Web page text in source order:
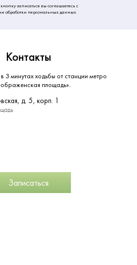
записаться вы соглашаетесь с
обработки персональных данных
Контакты
3 минутах ходьбы от станции метро
площадь».
д. 5, корп. 1
Записаться